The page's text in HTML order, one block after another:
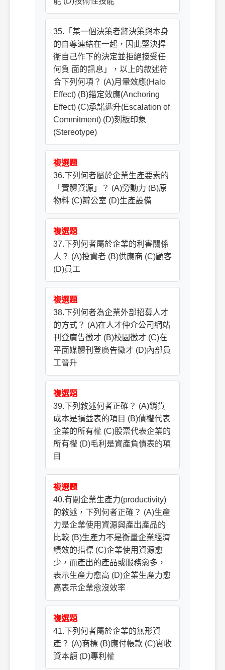
35.「某一個決策者將決策與本身
的自尊連結在一起，因此堅決捍
衛自己作下的決定並拒絕接受任
何負 面的訊息」，以上的敘述符
合下列何項？ (A)月暈效應(Halo
Effect) (B)錨定效應(Anchoring
Effect) (C)承諾遞升(Escalation of
Commitment) (D)刻板印象
(Stereotype)
複選題
36.下列何者屬於企業生產要素的
「實體資源」？ (A)勞動力 (B)原
物料 (C)辧公室 (D)生產設備
複選題
37.下列何者屬於企業的利害關係
人？ (A)投資者 (B)供應商 (C)顧客
(D)員工
複選題
38.下列何者為企業外部招募人才
的方式？ (A)在人才仲介公司網站
刊登廣告徵才 (B)校園徵才 (C)在
平面媒體刊登廣告徵才 (D)內部員
工晉升
複選題
39.下列敘述何者正確？ (A)銷貨
成本是損益表的項目 (B)債權代表
企業的所有權 (C)股票代表企業的
所有權 (D)毛利是資產負債表的項
目
複選題
40.有關企業生產力(productivity)
的敘述，下列何者正確？ (A)生產
力是企業使用資源與產出產品的
比較 (B)生產力不是衡量企業經濟
績效的指標 (C)企業使用資源愈
少，而產出的產品或服務愈多，
表示生產力愈高 (D)企業生產力愈
高表示企業愈沒效率
複選題
41.下列何者屬於企業的無形資
產？ (A)商標 (B)應付帳款 (C)實收
資本額 (D)專利權